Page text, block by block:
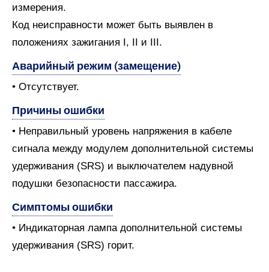
измерения.
Код неисправности может быть выявлен в
положениях зажигания I, II и III.
Аварийный режим (замещение)
• Отсутствует.
Причины ошибки
• Неправильный уровень напряжения в кабеле
сигнала между модулем дополнительной системы
удерживания (SRS) и выключателем надувной
подушки безопасности пассажира.
Симптомы ошибки
• Индикаторная лампа дополнительной системы
удерживания (SRS) горит.